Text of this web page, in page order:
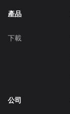
產品
下載
公司